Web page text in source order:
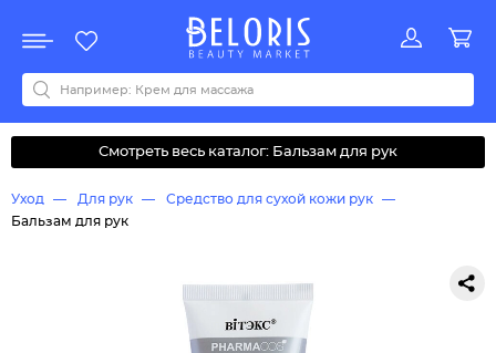
Акции
Все бренды
0-9ABCDEFGHIJKLMNOPQRSTUVWYZАБВДЗИМОКЛНПРСТУФ
Смотреть весь каталог: Бальзам для рук
Уход Для рук
Средство для сухой кожи рук
Бальзам для рук